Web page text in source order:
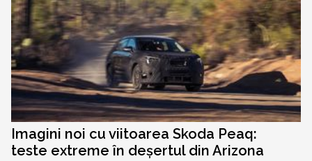
Imagini noi cu viitoarea Skoda Peaq:
teste extreme în deșertul din Arizona